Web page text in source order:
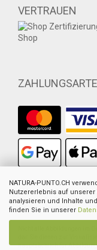
NATURA-PUNTO.CH
Nutzererlebnis auf
analysieren und Inhalte
finden Sie in unserer
VERTRAUEN
1Ehemaliger empfohlener
2Ehemaliger Preis von
Summe der Einzelpreise
4 UVP des Herstellers
Nicht alle Abbildungen im
dar. Sie dienen zur
hauptsächlich für